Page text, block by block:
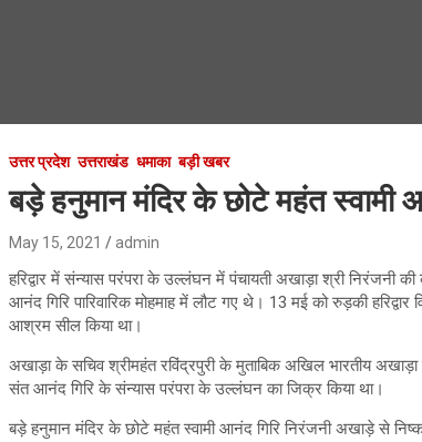
उत्तर प्रदेश उत्तराखंड धमाका बड़ी खबर
बड़े हनुमान मंदिर के छोटे महंत स्वामी
May 15, 2021 admin
हरिद्वार में संन्यास परंपरा के उल्लंघन में पंचायती अखाड़ा श्री निरंजनी
आनंद गिरि पारिवारिक मोहमाह में लौट गए थे। 13 मई को रुड़की
आश्रम सील किया था।
अखाड़ा के सचिव श्रीमहंत रविंद्रपुरी के मुताबिक अखिल भारतीय अखाड़ा
संत आनंद गिरि के संन्यास परंपरा के उल्लंघन का जिक्र किया था।
बड़े हनुमान मंदिर के छोटे महंत स्वामी आनंद गिरि निरंजनी अखाड़े से